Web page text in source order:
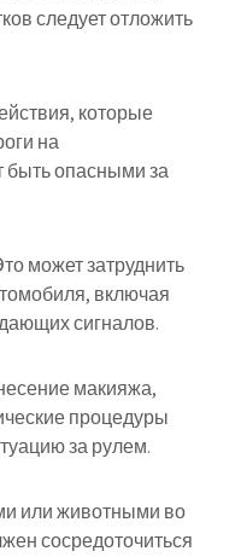
следует отложить
которые
на
быть опасными за
может затруднить
включая
сигналов.
макияжа,
процедуры
за рулем.
или животными во
сосредоточиться